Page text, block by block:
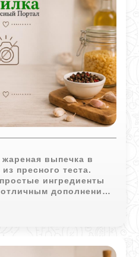
выпечка в
пресного теста.
ингредиенты
дополнением